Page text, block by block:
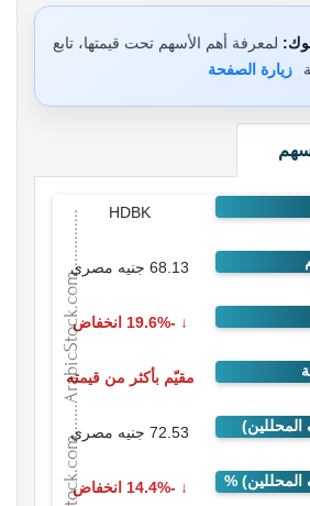
لمعرفة أهم الأسهم تحت قيمتها، تابع
زيارة الصفحة
HDBK
68.13 جنيه مصري
-19.6% انخفاض
مقيّم بأكثر من قيمته
72.53 جنيه مصري
-14.4% انخفاض